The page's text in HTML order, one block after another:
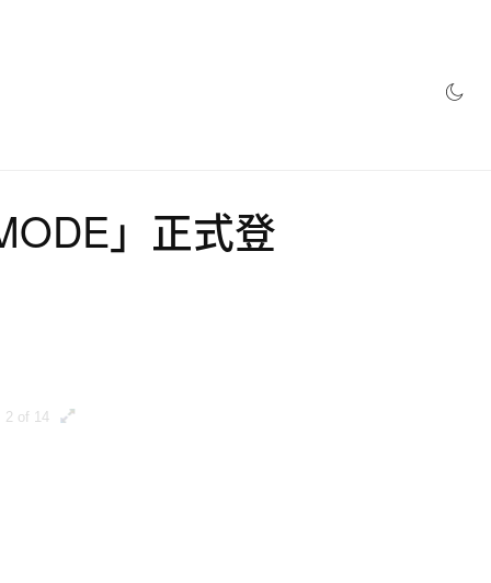
」正式登
2 of 14